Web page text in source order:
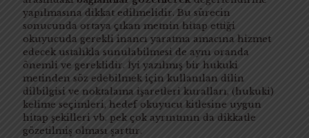
yapılmasına dikkat edilmelidir. Bu sürecin
sonucunda ortaya çıkan metnin hitap ettiği
okuyucuda gerekli inancı yaratma amacına hizmet
edecek ustalıkla sunulabilmesi de aynı oranda
önemli ve gereklidir. İyi yazılmış bir hukuki
metinden söz edebilmek için kullanılan dilin
dilbilgisi ve noktalama işaretleri kuralları, (hukuki)
kelime seçimleri, hedef okuyucu kitlesine uygun
hitap şekilleri vb. pek çok ayrıntının da dikkatle
gözetilmiş olması şarttır.